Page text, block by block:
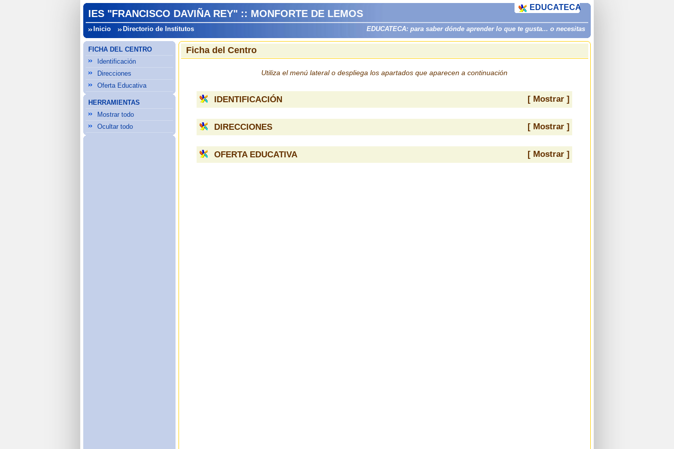
IES "FRANCISCO DAVIÑA REY" :: MONFORTE DE LEMOS
Inicio Directorio de Institutos EDUCATECA: para saber dónde aprender lo que te gusta... o necesitas
EDUCATECA
FICHA DEL CENTRO
Identificación
Direcciones
Oferta Educativa
HERRAMIENTAS
Mostrar todo
Ocultar todo
Ficha del Centro
Utiliza el menú lateral o despliega los apartados que aparecen a continuación
IDENTIFICACIÓN [ Mostrar ]
DIRECCIONES [ Mostrar ]
OFERTA EDUCATIVA [ Mostrar ]